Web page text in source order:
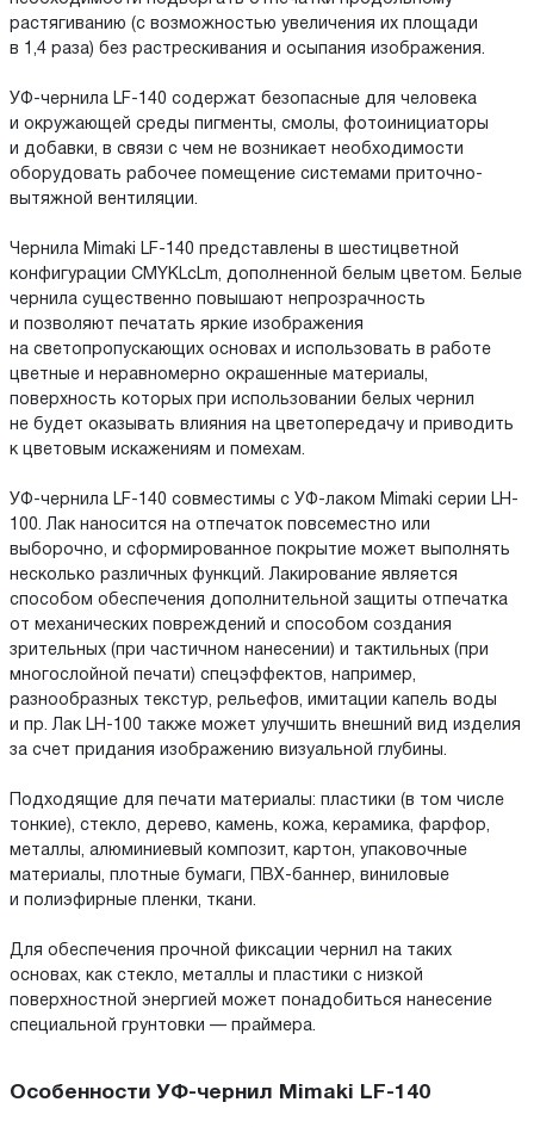
растягиванию (с возможностью увеличения их площади
в 1,4 раза) без растрескивания и осыпания изображения.
УФ-чернила LF-140 содержат безопасные для человека
и окружающей среды пигменты, смолы, фотоинициаторы
и добавки, в связи с чем не возникает необходимости
оборудовать рабочее помещение системами приточно-
вытяжной вентиляции.
Чернила Mimaki LF-140 представлены в шестицветной
конфигурации CMYKLcLm, дополненной белым цветом. Белые
чернила существенно повышают непрозрачность
и позволяют печатать яркие изображения
на светопропускающих основах и использовать в работе
цветные и неравномерно окрашенные материалы,
поверхность которых при использовании белых чернил
не будет оказывать влияния на цветопередачу и приводить
к цветовым искажениям и помехам.
УФ-чернила LF-140 совместимы с УФ-лаком Mimaki серии LH-
100. Лак наносится на отпечаток повсеместно или
выборочно, и сформированное покрытие может выполнять
несколько различных функций. Лакирование является
способом обеспечения дополнительной защиты отпечатка
от механических повреждений и способом создания
зрительных (при частичном нанесении) и тактильных (при
многослойной печати) спецэффектов, например,
разнообразных текстур, рельефов, имитации капель воды
и пр. Лак LH-100 также может улучшить внешний вид изделия
за счет придания изображению визуальной глубины.
Подходящие для печати материалы: пластики (в том числе
тонкие), стекло, дерево, камень, кожа, керамика, фарфор,
металлы, алюминиевый композит, картон, упаковочные
материалы, плотные бумаги, ПВХ-баннер, виниловые
и полиэфирные пленки, ткани.
Для обеспечения прочной фиксации чернил на таких
основах, как стекло, металлы и пластики с низкой
поверхностной энергией может понадобиться нанесение
специальной грунтовки — праймера.
Особенности УФ-чернил Mimaki LF-140